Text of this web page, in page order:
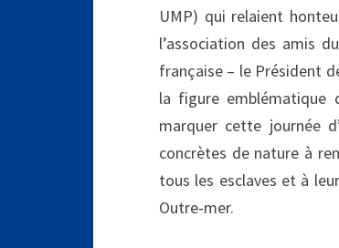
UMP) qui relaient
l’association des amis
française – le Président
la figure emblématique
marquer cette journée
concrètes de nature à
tous les esclaves et à
Outre-mer.